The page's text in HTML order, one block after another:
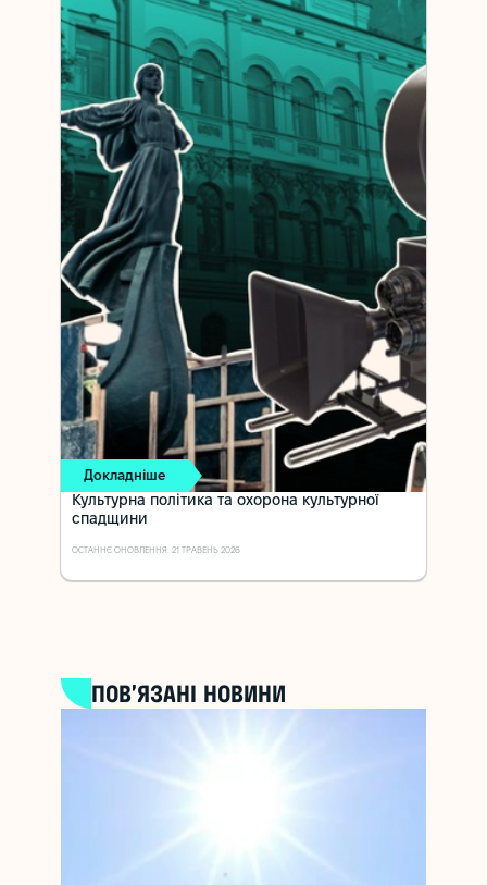
Докладніше
Культурна політика та охорона культурної
спадщини
ОСТАННЄ ОНОВЛЕННЯ: 21 ТРАВЕНЬ 2026
ПОВ’ЯЗАНІ НОВИНИ